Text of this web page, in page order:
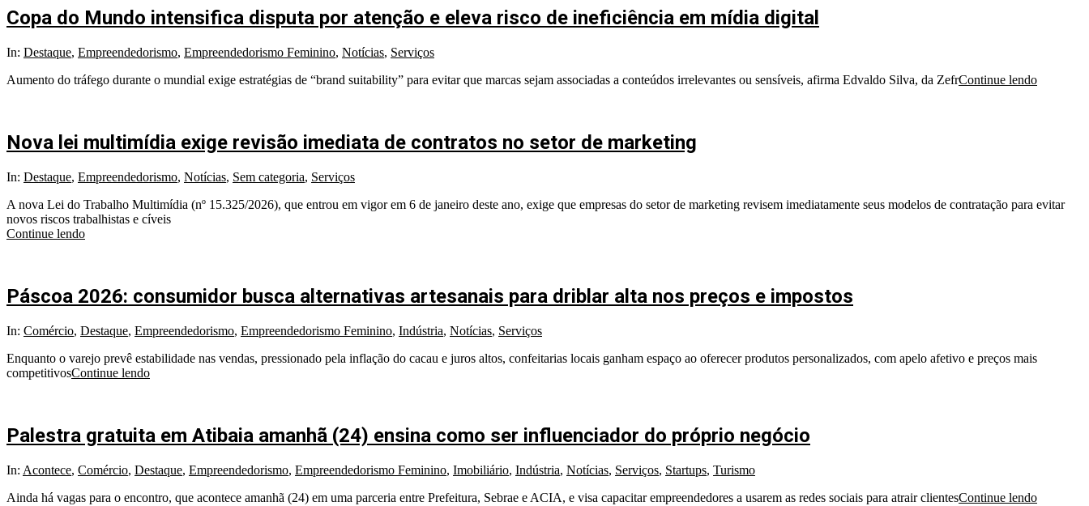
Copa do Mundo intensifica disputa por atenção e eleva risco de ineficiência em mídia digital
2026-
10
In: Destaque, Empreendedorismo, Empreendedorismo Feminino, Notícias, Serviços
Aumento do tráfego durante o mundial exige estratégias de “brand suitability” para evitar que marcas sejam associadas a conteúdos irrelevantes ou sensíveis, afirma Edvaldo Silva, da ZefrContinue lendo
Nova lei multimídia exige revisão imediata de contratos no setor de marketing
2026-
31
In: Destaque, Empreendedorismo, Notícias, Sem categoria, Serviços
A nova Lei do Trabalho Multimídia (nº 15.325/2026), que entrou em vigor em 6 de janeiro deste ano, exige que empresas do setor de marketing revisem imediatamente seus modelos de contratação para evitar
novos riscos trabalhistas e cíveis
Continue lendo
Páscoa 2026: consumidor busca alternativas artesanais para driblar alta nos preços e impostos
2026-
27
In: Comércio, Destaque, Empreendedorismo, Empreendedorismo Feminino, Indústria, Notícias, Serviços
Enquanto o varejo prevê estabilidade nas vendas, pressionado pela inflação do cacau e juros altos, confeitarias locais ganham espaço ao oferecer produtos personalizados, com apelo afetivo e preços mais
competitivosContinue lendo
Palestra gratuita em Atibaia amanhã (24) ensina como ser influenciador do próprio negócio
2026-
23
In: Acontece, Comércio, Destaque, Empreendedorismo, Empreendedorismo Feminino, Imobiliário, Indústria, Notícias, Serviços, Startups, Turismo
Ainda há vagas para o encontro, que acontece amanhã (24) em uma parceria entre Prefeitura, Sebrae e ACIA, e visa capacitar empreendedores a usarem as redes sociais para atrair clientesContinue lendo